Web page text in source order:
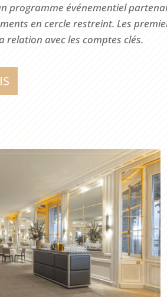
programme événementiel
en cercle restreint. Les
relation avec les comptes clés.